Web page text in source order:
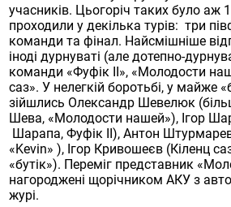
учасників. Цьогоріч таких було аж
проходили у декілька турів: три
команди та фінал. Найсмішніше
іноді дурнуваті (але дотепно-
команди «Фуфік ІІ», «Молодости
саз». У нелегкій боротьбі, у майже
зійшлись Олександр Шевелюк
Шева, «Молодости нашей»), Ігор
Шарапа, Фуфік ІІ), Антон
«Kevin» ), Ігор Кривошеєв (Кіленц
«бутік»). Переміг представник
нагороджені щорічником АКУ з
журі.